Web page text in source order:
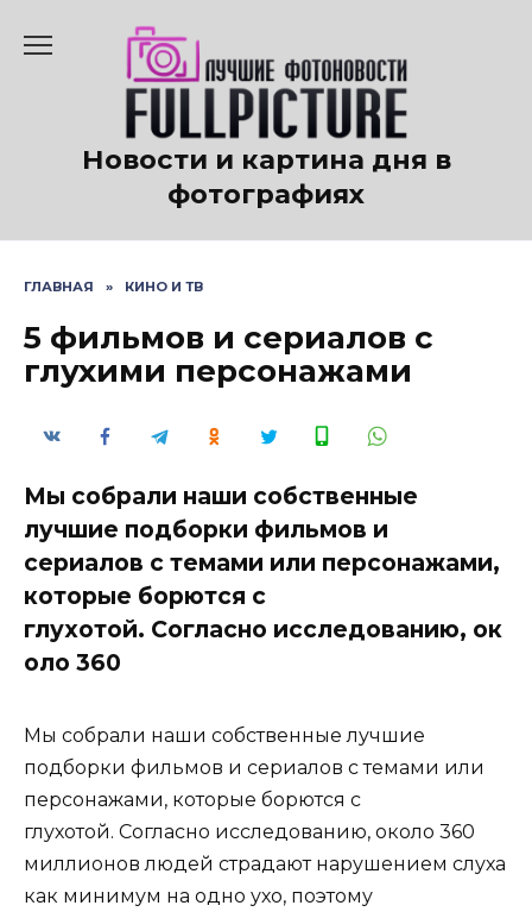
содержанию
Новости и картина дня в
фотографиях
ГЛАВНАЯ » КИНО И ТВ
5 фильмов и сериалов с
глухими персонажами
Мы собрали наши собственные
лучшие подборки фильмов и
сериалов с темами или персонажами,
которые борются с
глухотой. Согласно исследованию, ок
оло 360
Мы собрали наши собственные лучшие
подборки фильмов и сериалов с темами или
персонажами, которые борются с
глухотой. Согласно исследованию, около 360
миллионов людей страдают нарушением слуха
как минимум на одно ухо, поэтому